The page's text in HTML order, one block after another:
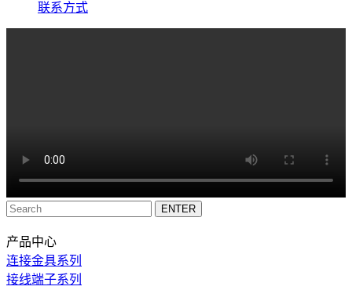
联系方式
产品中心
连接金具系列
接线端子系列